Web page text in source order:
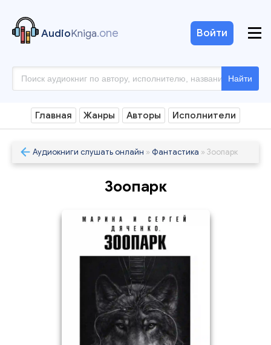
AudioKniga.one
Найти
Войти
Главная Жанры Авторы Исполнители
Аудиокниги слушать онлайн » Фантастика » Зоопарк
Зоопарк